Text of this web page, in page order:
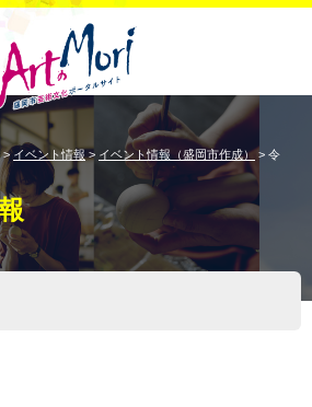
>イベント情報 > イベント情報（盛岡市作成） > 令